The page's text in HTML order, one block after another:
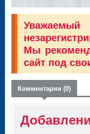
Мы
сайт под
Комментарии (0)